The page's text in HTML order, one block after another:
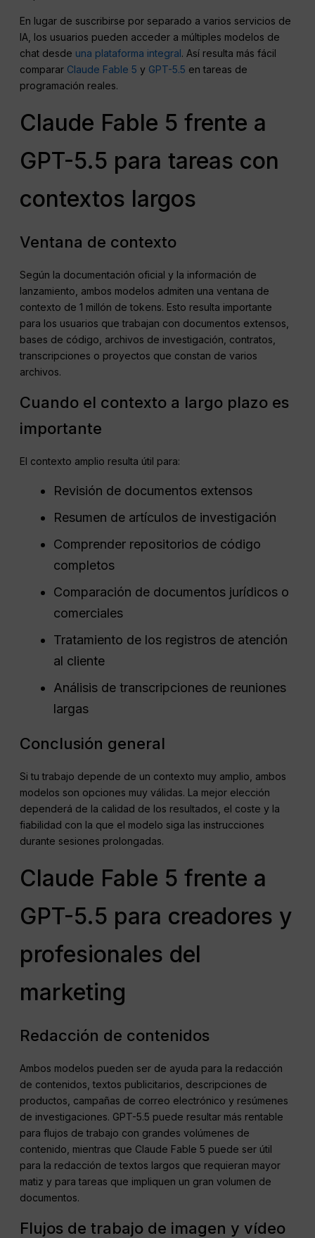
En lugar de suscribirse por separado a varios servicios de
IA, los usuarios pueden acceder a múltiples modelos de
chat desde una plataforma integral. Así resulta más fácil
comparar Claude Fable 5 y GPT-5.5 en tareas de
programación reales.
Claude Fable 5 frente a
GPT-5.5 para tareas con
contextos largos
Ventana de contexto
Según la documentación oficial y la información de
lanzamiento, ambos modelos admiten una ventana de
contexto de 1 millón de tokens. Esto resulta importante
para los usuarios que trabajan con documentos extensos,
bases de código, archivos de investigación, contratos,
transcripciones o proyectos que constan de varios
archivos.
Cuando el contexto a largo plazo es
importante
El contexto amplio resulta útil para:
Revisión de documentos extensos
Resumen de artículos de investigación
Comprender repositorios de código
completos
Comparación de documentos jurídicos o
comerciales
Tratamiento de los registros de atención
al cliente
Análisis de transcripciones de reuniones
largas
Conclusión general
Si tu trabajo depende de un contexto muy amplio, ambos
modelos son opciones muy válidas. La mejor elección
dependerá de la calidad de los resultados, el coste y la
fiabilidad con la que el modelo siga las instrucciones
durante sesiones prolongadas.
Claude Fable 5 frente a
GPT-5.5 para creadores y
profesionales del
marketing
Redacción de contenidos
Ambos modelos pueden ser de ayuda para la redacción
de contenidos, textos publicitarios, descripciones de
productos, campañas de correo electrónico y resúmenes
de investigaciones. GPT-5.5 puede resultar más rentable
para flujos de trabajo con grandes volúmenes de
contenido, mientras que Claude Fable 5 puede ser útil
para la redacción de textos largos que requieran mayor
matiz y para tareas que impliquen un gran volumen de
documentos.
Flujos de trabajo de imagen y vídeo